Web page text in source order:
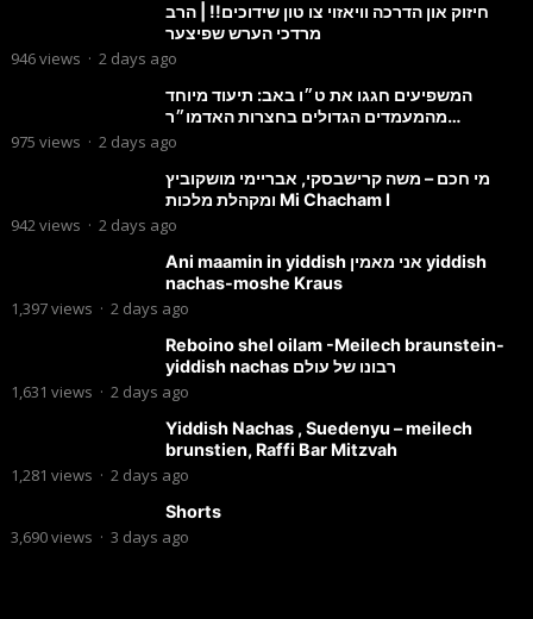
חיזוק און הדרכה וויאזוי צו טון שידוכים!! | הרב
מרדכי הערש שפיצער
946views · 2 days ago
המשפיעים חגגו את ט״ו באב: תיעוד מיוחד
מהמעמדים הגדולים בחצרות האדמו״ר
מסטוטשין והגרי״מ מורגשטרן
975 views · 2 days ago
מי חכם – משה קרישבסקי, אבריימי מושקוביץ
ומקהלת מלכות Mi Chacham I
942views · 2 days ago
Ani maamin in yiddish אני מאמין yiddish
nachas-moshe Kraus
1,397views · 2 days ago
Reboino shel oilam -Meilech braunstein-
yiddish nachas רבונו של עולם
1,631 views · 2 days ago
Yiddish Nachas , Suedenyu – meilech
brunstien, Raffi Bar Mitzvah
1,281 views · 2 days ago
Shorts
3,690views · 3 days ago